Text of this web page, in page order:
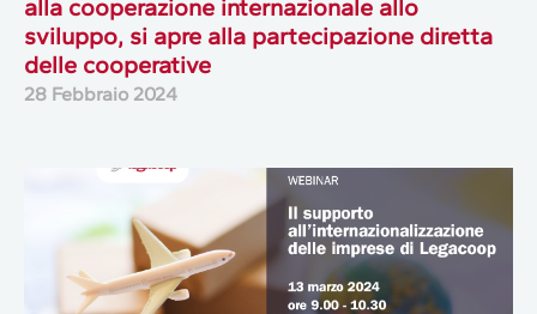
alla cooperazione internazionale allo
sviluppo, si apre alla partecipazione diretta
delle cooperative
28 Febbraio 2024